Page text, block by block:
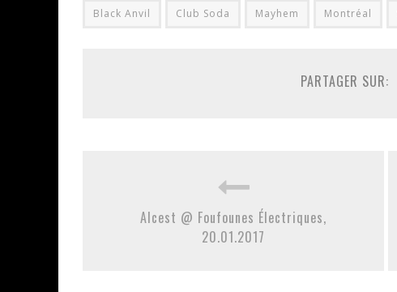
Black Anvil Club Soda Mayhem Montréal
PARTAGER SUR:
Alcest @ Foufounes Électriques,
20.01.2017